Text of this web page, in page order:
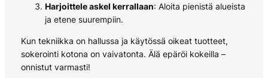
Harjoittele askel kerrallaan: Aloita pienistä alueista
ja etene suurempiin.
Kun tekniikka on hallussa ja käytössä oikeat tuotteet,
sokerointi kotona on vaivatonta. Älä epäröi kokeilla –
onnistut varmasti!